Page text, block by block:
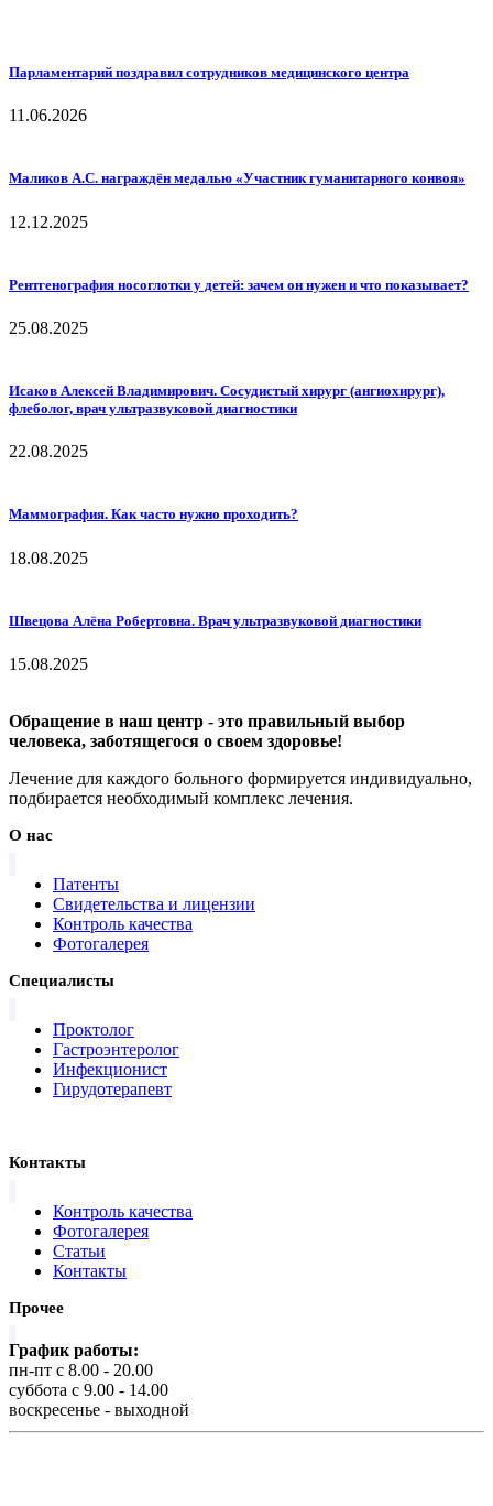
Парламентарий поздравил сотрудников медицинского центра
11.06.2026
Маликов А.С. награждён медалью «Участник гуманитарного конвоя»
12.12.2025
Рентгенография носоглотки у детей: зачем он нужен и что показывает?
25.08.2025
Исаков Алексей Владимирович. Сосудистый хирург (ангиохирург),
флеболог, врач ультразвуковой диагностики
22.08.2025
Маммография. Как часто нужно проходить?
18.08.2025
Швецова Алёна Робертовна. Врач ультразвуковой диагностики
15.08.2025
Обращение в наш центр - это правильный выбор
человека, заботящегося о своем здоровье!
Лечение для каждого больного формируется индивидуально,
подбирается необходимый комплекс лечения.
О нас
Патенты
Свидетельства и лицензии
Контроль качества
Фотогалерея
Специалисты
Проктолог
Гастроэнтеролог
Инфекционист
Гирудотерапевт
Контакты
Контроль качества
Фотогалерея
Статьи
Контакты
Прочее
График работы:
пн-пт с 8.00 - 20.00
суббота с 9.00 - 14.00
воскресенье - выходной